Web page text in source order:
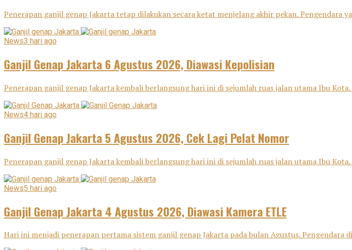
Penerapan ganjil genap Jakarta tetap dilakukan secara ketat menjelang akhir pekan. Pengendara
News3 hari ago
Ganjil Genap Jakarta 6 Agustus 2026, Diawasi Kepolisian
Penerapan ganjil genap Jakarta kembali berlangsung hari ini di sejumlah ruas jalan utama Ibu
News4 hari ago
Ganjil Genap Jakarta 5 Agustus 2026, Cek Lagi Pelat Nomor
Penerapan ganjil genap Jakarta kembali berlangsung hari ini di sejumlah ruas jalan utama Ibu
News5 hari ago
Ganjil Genap Jakarta 4 Agustus 2026, Diawasi Kamera ETLE
Hari ini menjadi penerapan pertama sistem ganjil genap Jakarta pada bulan Agustus. Pengendara